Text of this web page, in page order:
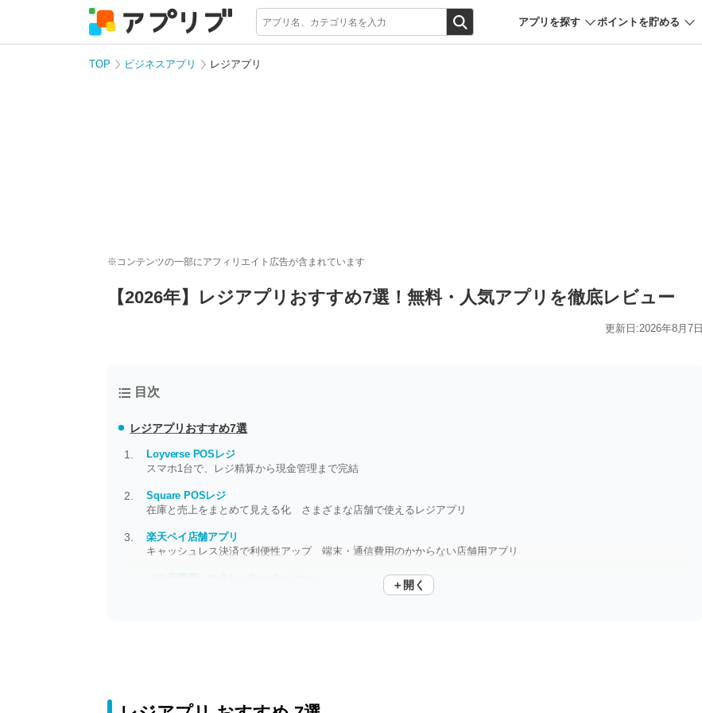
アプリを探す ポイントを貯める
TOP ビジネスアプリ レジアプリ
※コンテンツの一部にアフィリエイト広告が含まれています
【2026年】レジアプリおすすめ7選！無料・人気アプリを徹底レビュー
更新日:2026年8月7日
目次
レジアプリおすすめ7選
Loyverse POSレジ
スマホ1台で、レジ精算から現金管理まで完結
Square POSレジ
在庫と売上をまとめて見える化 さまざまな店舗で使えるレジアプリ
楽天ペイ店舗アプリ
キャッシュレス決済で利便性アップ 端末・通信費用のかからない店舗用アプリ
加盟店向けアプリ ゆうちょ口座を使って、お客様と非現金決済を
＋開く